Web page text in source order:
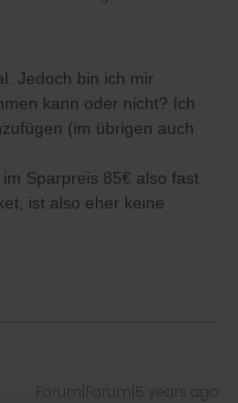
Jedoch bin ich mir
kann oder nicht? Ich
(im übrigen auch
Sparpreis 85€ also fast
ist also eher keine
Forum|Forum|5 years ago